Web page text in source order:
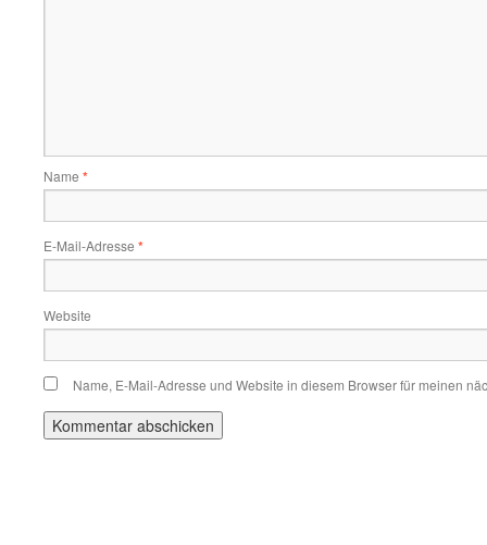
Name *
E-Mail-Adresse *
Website
Name, E-Mail-Adresse und Website in diesem Browser für meinen